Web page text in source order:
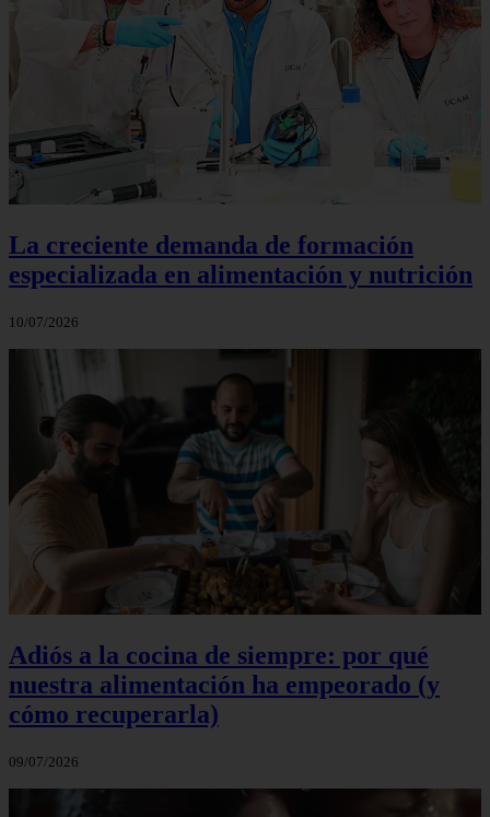
La creciente demanda de formación
especializada en alimentación y nutrición
10/07/2026
Adiós a la cocina de siempre: por qué
nuestra alimentación ha empeorado (y
cómo recuperarla)
09/07/2026